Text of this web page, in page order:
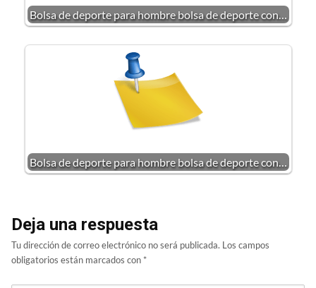
Bolsa de deporte para hombre bolsa de deporte con…
Bolsa de deporte para hombre bolsa de deporte con…
Deja una respuesta
Tu dirección de correo electrónico no será publicada. Los campos
obligatorios están marcados con *